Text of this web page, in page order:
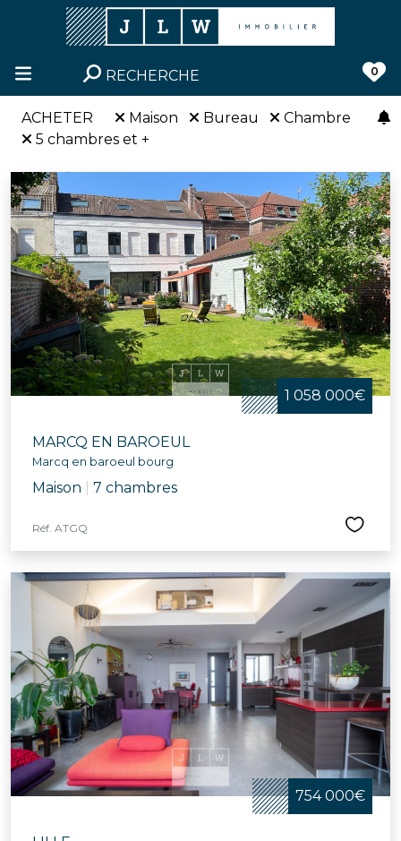
RECHERCHE 0
ACHETER Maison Bureau
Chambre
5 chambres et +
1 058 000€
MARCQ EN BAROEUL
Marcq en baroeul bourg
Maison 7 chambres
Réf. ATGQ
754 000€